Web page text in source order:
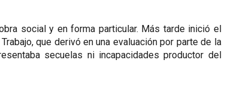
social y en forma particular. Más tarde inició el
que derivó en una evaluación por parte de la
secuelas ni incapacidades productor del